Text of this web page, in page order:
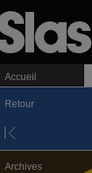
Accueil
Retour
Archives